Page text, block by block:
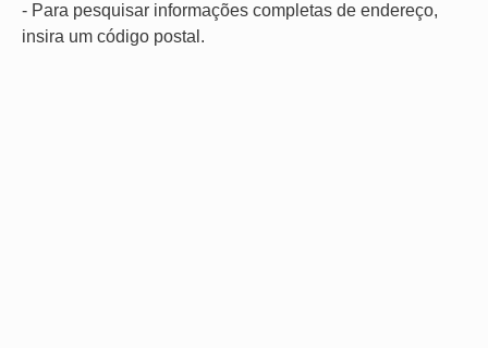
- Para pesquisar informações completas de endereço,
insira um código postal.